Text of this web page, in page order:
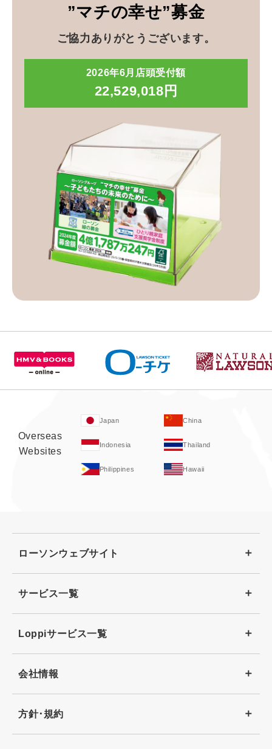
”マチの幸せ”募金
ご協力ありがとうございます。
2026年6月店頭受付額
22,529,018円
Overseas
Websites
Japan China
Indonesia Thailand
Philippines Hawaii
ローソンウェブサイト
サービス一覧
Loppiサービス一覧
会社情報
方針･規約